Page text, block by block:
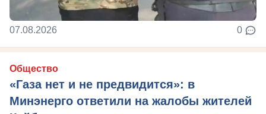
07.08.2026 0
Общество
«Газа нет и не предвидится»: в
Минэнерго ответили на жалобы жителей